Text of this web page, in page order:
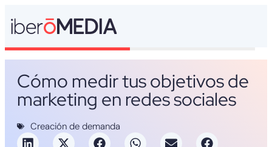
Cómo medir tus objetivos de
marketing en redes sociales
Creación de demanda